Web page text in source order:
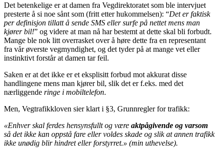
Det betenkelige er at damen fra Vegdirektoratet som ble intervjuet
presterte å si noe sånt som (fritt etter hukommelsen): “Det er faktisk
per definisjon tillatt å sende SMS eller surfe på nettet mens man
kjører bil!” og videre at man nå har bestemt at dette skal bli forbudt.
Mange ble nok litt overrasket over å høre dette fra en representant
fra vår øverste vegmyndighet, og det tyder på at mange vet eller
instinktivt forstår at damen tar feil.
Saken er at det ikke er et eksplisitt forbud mot akkurat disse
handlingene mens man kjører bil, slik det er f.eks. med det
nærliggende ringe i mobiltelefon.
Men, Vegtrafikkloven sier klart i §3, Grunnregler for trafikk:
«Enhver skal ferdes hensynsfullt og være aktpågivende og varsom
så det ikke kan oppstå fare eller voldes skade og slik at annen trafikk
ikke unødig blir hindret eller forstyrret.» (min uthevelse).